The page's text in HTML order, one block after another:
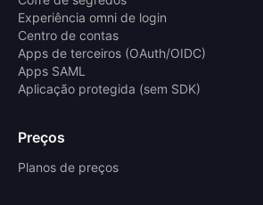
Experiência omni de login
Centro de contas
Apps de terceiros (OAuth/OIDC)
Apps SAML
Aplicação protegida (sem SDK)
Preços
Planos de preços